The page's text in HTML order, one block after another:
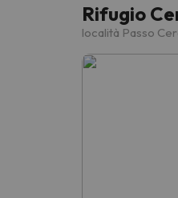
Férias na
Rifugio
località Passo